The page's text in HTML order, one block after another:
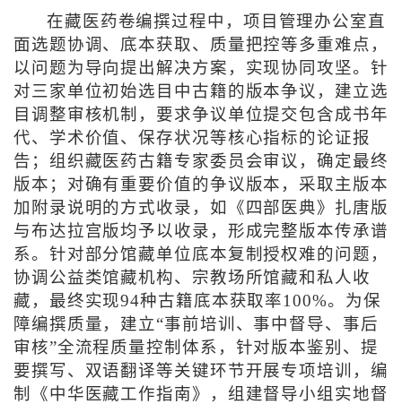
在藏医药卷编撰过程中，项目管理办公室直
面选题协调、底本获取、质量把控等多重难点，
以问题为导向提出解决方案，实现协同攻坚。针
对三家单位初始选目中古籍的版本争议，建立选
目调整审核机制，要求争议单位提交包含成书年
代、学术价值、保存状况等核心指标的论证报
告；组织藏医药古籍专家委员会审议，确定最终
版本；对确有重要价值的争议版本，采取主版本
加附录说明的方式收录，如《四部医典》扎唐版
与布达拉宫版均予以收录，形成完整版本传承谱
系。针对部分馆藏单位底本复制授权难的问题，
协调公益类馆藏机构、宗教场所馆藏和私人收
藏，最终实现94种古籍底本获取率100%。为保
障编撰质量，建立“事前培训、事中督导、事后
审核”全流程质量控制体系，针对版本鉴别、提
要撰写、双语翻译等关键环节开展专项培训，编
制《中华医藏工作指南》，组建督导小组实地督